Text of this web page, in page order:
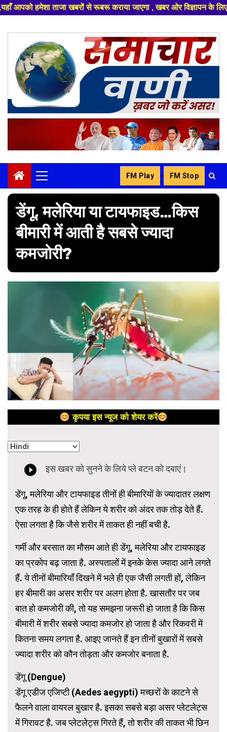
से रूबरू कराया जाएगा , खबर ओर विज्ञापन के लिए संपर्क करे +91
content
Primary
Menu
FM Play - FM Stop
डेंगू, मलेरिया या टायफाइड…किस
बीमारी में आती है सबसे ज्यादा
कमजोरी?
कृपया इस न्यूज को शेयर करें
डेंगू, मलेरिया और टायफाइड तीनों ही बीमारियों के ज्यादातर लक्षण
एक तरह के ही होते हैं लेकिन ये शरीर को अंदर तक तोड़ देते हैं.
ऐसा लगता है कि जैसे शरीर में ताकत ही नहीं बची है.
गर्मी और बरसात का मौसम आते ही डेंगू, मलेरिया और टायफाइड
का प्रकोप बढ़ जाता है. अस्पतालों में इनके केस ज्यादा आने लगते
हैं. ये तीनों बीमारियाँ दिखने में भले ही एक जैसी लगती हों, लेकिन
हर बीमारी का असर शरीर पर अलग होता है. खासतौर पर जब
बात हो कमजोरी की, तो यह समझना जरूरी हो जाता है कि किस
बीमारी में शरीर सबसे ज्यादा कमजोर हो जाता है और रिकवरी में
कितना समय लगता है. आइए जानते हैं इन तीनों बुखारों में सबसे
ज्यादा शरीर को कौन तोड़ता और कमजोर बनाता है.
डेंगू (Dengue)
डेंगू एडीज एजिप्टी (Aedes aegypti) मच्छरों के काटने से
फैलने वाला वायरल बुखार है. इसका सबसे बड़ा असर प्लेटलेट्स
में गिरावट है. जब प्लेटलेट्स गिरते हैं, तो शरीर की ताकत भी छिन